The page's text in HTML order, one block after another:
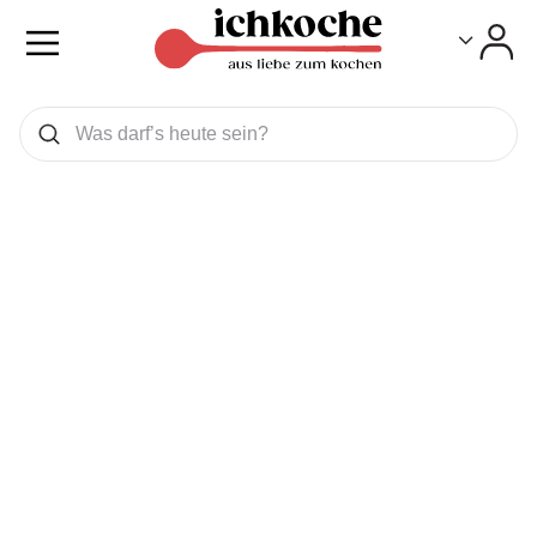
Was wollen Sie suchen
Suchen